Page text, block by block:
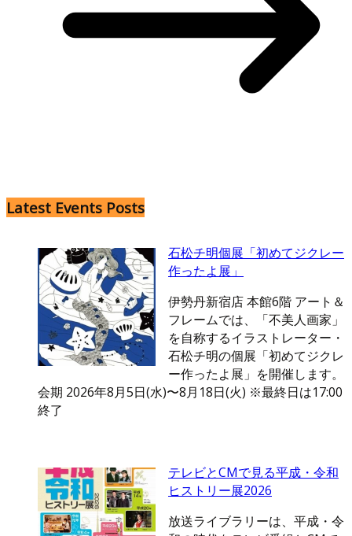
Latest Events Posts
石松チ明個展「初めてジクレー
作ったよ展」
伊勢丹新宿店 本館6階 アート＆
フレームでは、「不美人画家」
を自称するイラストレーター・
石松チ明の個展「初めてジクレ
ー作ったよ展」を開催します。
会期 2026年8月5日(水)〜8月18日(火) ※最終日は17:00
終了
テレビとCMで見る平成・令和
ヒストリー展2026
放送ライブラリーは、平成・令